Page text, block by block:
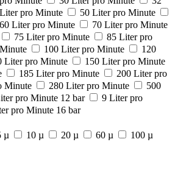
pro Minute
50 Liter pro Minute
60 Liter pro Minute
70 Liter pro Minute
75 Liter pro Minute
85 Liter pro
100 Liter pro Minute
120
Liter pro Minute
150 Liter pro Minute
185 Liter pro Minute
200 Liter pro
Minute 280 Liter pro Minute
500
pro Minute 12 bar
9 Liter pro
pro Minute 16 bar
µ 10 µ 20 µ 60 µ 100 µ